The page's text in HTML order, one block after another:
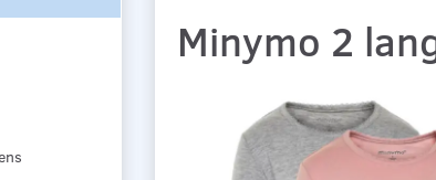
Minymo 2